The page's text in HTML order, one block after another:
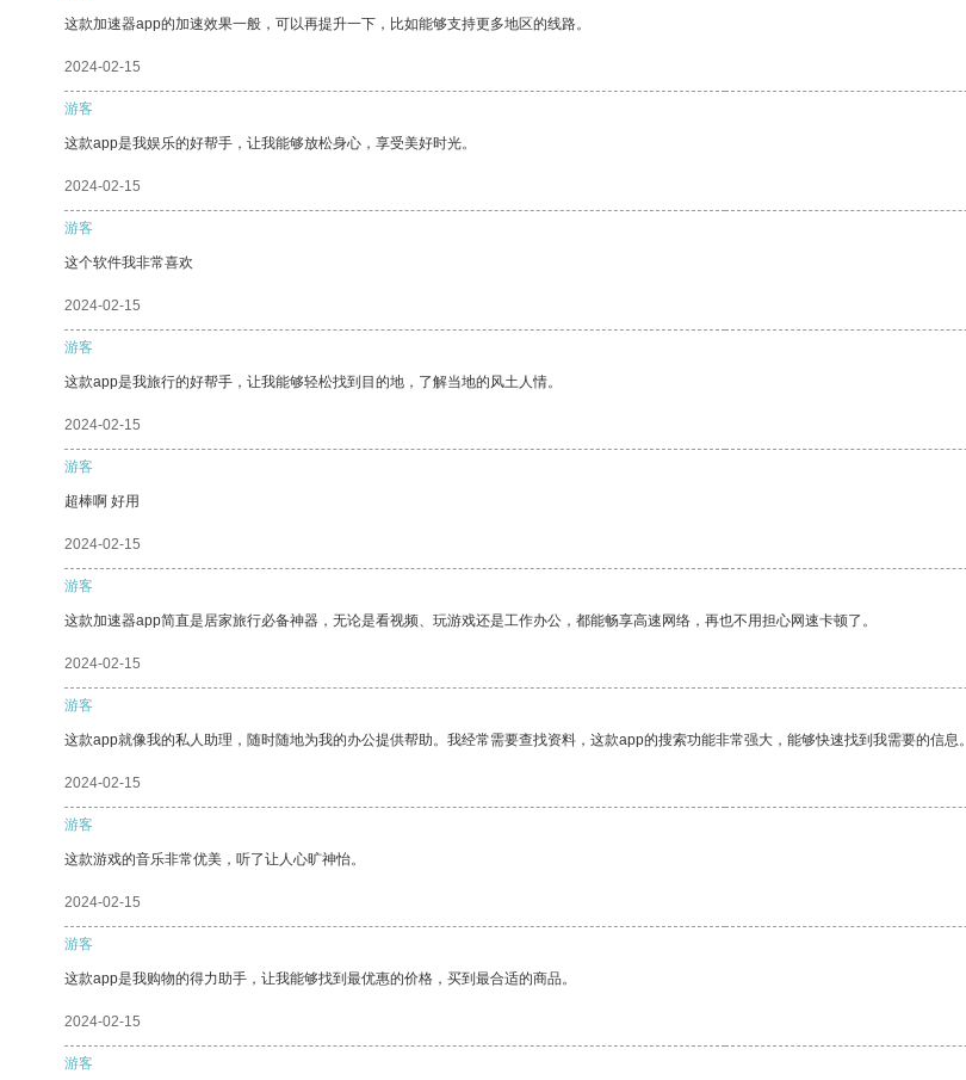
这款加速器app的加速效果一般，可以再提升一下，比如能够支持更多地区的线路。
2024-02-15
游客
这款app是我娱乐的好帮手，让我能够放松身心，享受美好时光。
2024-02-15
游客
这个软件我非常喜欢
2024-02-15
游客
这款app是我旅行的好帮手，让我能够轻松找到目的地，了解当地的风土人情。
2024-02-15
游客
超棒啊 好用
2024-02-15
游客
这款加速器app简直是居家旅行必备神器，无论是看视频、玩游戏还是工作办公，都能畅享高速网络，再也不用担心网速卡顿了。
2024-02-15
游客
这款app就像我的私人助理，随时随地为我的办公提供帮助。我经常需要查找资料，这款app的搜索功能非常强大，能够快速找到我需要的信息。
2024-02-15
游客
这款游戏的音乐非常优美，听了让人心旷神怡。
2024-02-15
游客
这款app是我购物的得力助手，让我能够找到最优惠的价格，买到最合适的商品。
2024-02-15
游客